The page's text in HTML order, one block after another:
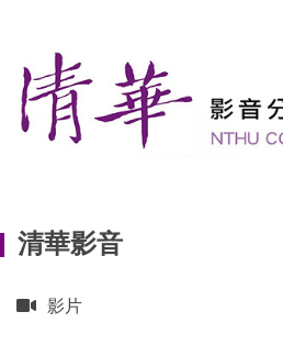
主
要
內
清華影音
影片